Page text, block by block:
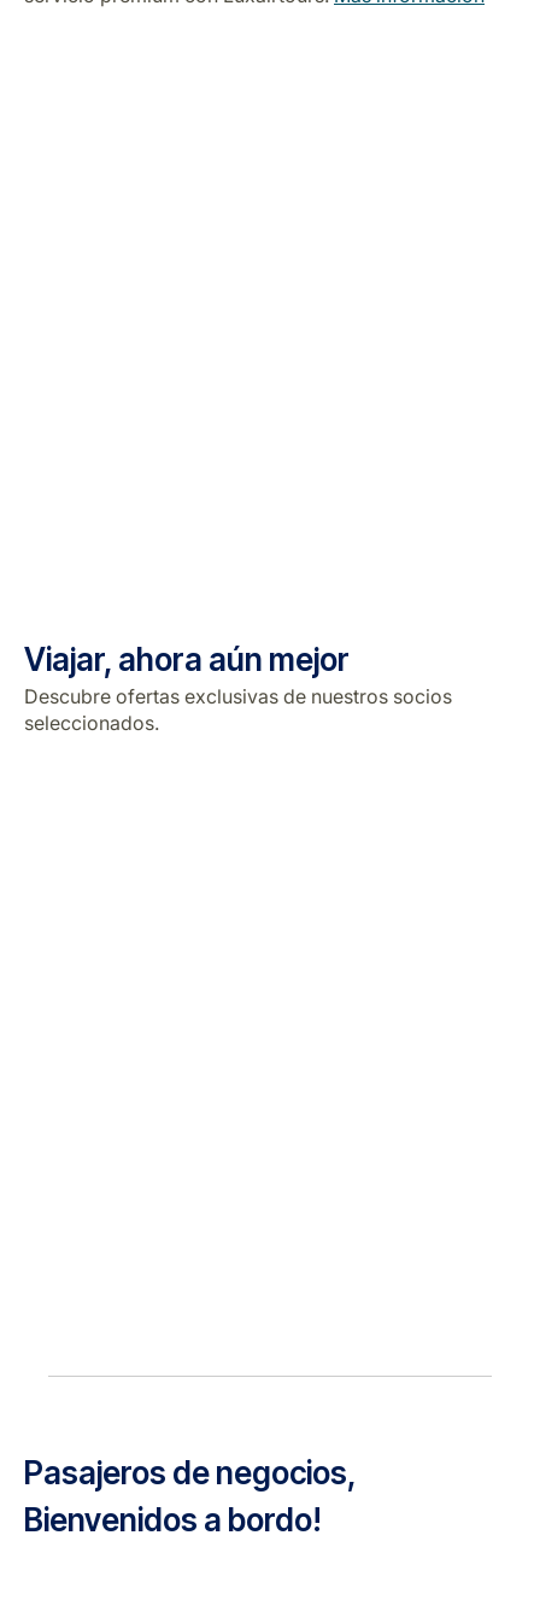
Viajar, ahora aún mejor
Descubre ofertas exclusivas de nuestros socios
seleccionados.
Pasajeros de negocios,
Bienvenidos a bordo!